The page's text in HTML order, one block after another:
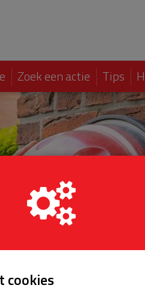
Zoek een actie Tips
cookies